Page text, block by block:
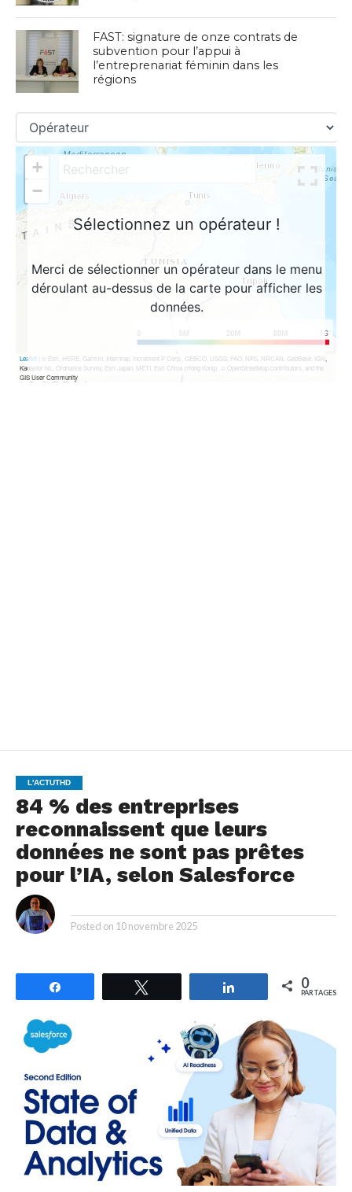
FAST: signature de onze contrats de
subvention pour l’appui à
l’entreprenariat féminin dans les
régions
L'ACTUTHD
84 % des entreprises
reconnaissent que leurs
données ne sont pas prêtes
pour l’IA, selon Salesforce
Posted on 10 novembre 2025
Partagez 0
PARTAGES